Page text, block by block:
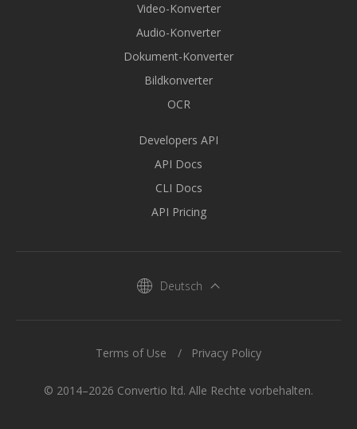
Video-Konverter
Audio-Konverter
Dokument-Konverter
Bildkonverter
OCR
Developers API
API Docs
CLI Docs
API Pricing
Deutsch
© 2014–2026 Convertio ltd. Alle Rechte vorbehalten.
Terms of Use Privacy Policy